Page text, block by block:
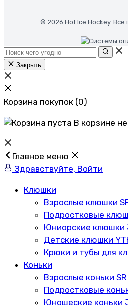
© 2026 Hot Ice Hockey. Все
Закрыть
Корзина покупок (0)
В корзине
Главное меню
Здравствуйте, Войти
Клюшки
Взрослые клюшки
Подростковые
Юниорские клюшки
Детские клюшки
Крюки и тубы для
Коньки
Взрослые коньки SR
Подростковые
Юношеские коньки